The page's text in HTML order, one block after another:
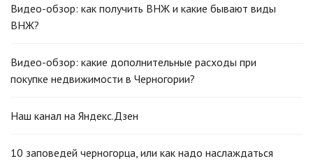
Видео-обзор: как получить ВНЖ и какие бывают виды
ВНЖ?
Видео-обзор: какие дополнительные расходы при
покупке недвижимости в Черногории?
Наш канал на Яндекс.Дзен
10 заповедей черногорца, или как надо наслаждаться